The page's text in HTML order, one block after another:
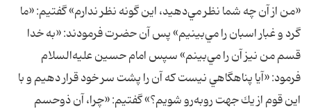
«من از آن چه شما نظر مي‌دهيد، اين گونه نظر ندارم» گفتيم: «ما
گرد و غبار اسبان را مي‌بينيم» پس آن حضرت فرمودند: «به خدا
قسم من نيز آن را مي‌بينم» سپس امام حسين عليه‌السلام
فرمود: «آيا پناهگاهي نيست كه آن را پشت سر خود قرار دهيم و با
اين قوم از يك جهت روبه‌رو شويم؟» گفتيم: «چرا، آن ذوحسم